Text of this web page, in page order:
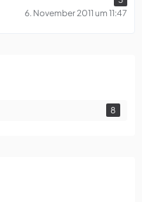
6. November 2011 um 11:47
8